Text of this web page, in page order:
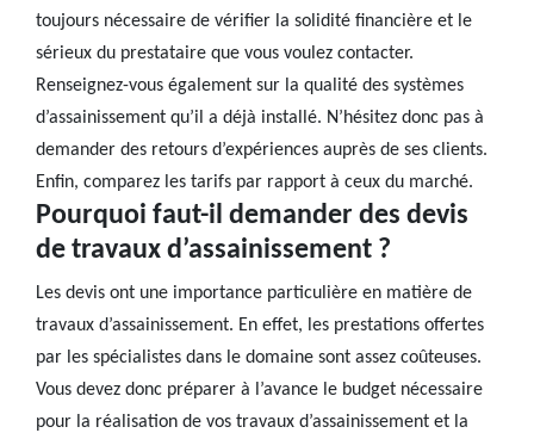
toujours nécessaire de vérifier la solidité financière et le
sérieux du prestataire que vous voulez contacter.
Renseignez-vous également sur la qualité des systèmes
d’assainissement qu’il a déjà installé. N’hésitez donc pas à
demander des retours d’expériences auprès de ses clients.
Enfin, comparez les tarifs par rapport à ceux du marché.
Pourquoi faut-il demander des devis
de travaux d’assainissement ?
Les devis ont une importance particulière en matière de
travaux d’assainissement. En effet, les prestations offertes
par les spécialistes dans le domaine sont assez coûteuses.
Vous devez donc préparer à l’avance le budget nécessaire
pour la réalisation de vos travaux d’assainissement et la